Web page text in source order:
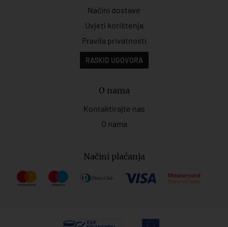
Načini dostave
Uvjeti korištenja
Pravila privatnosti
RASKID UGOVORA
O nama
Kontaktirajte nas
O nama
Načini plaćanja